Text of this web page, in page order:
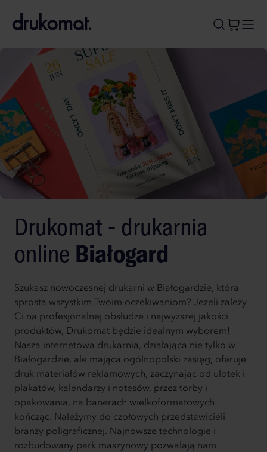
A
Drukomat - drukarnia
online Białogard
Szukasz nowoczesnej drukarni w Białogardzie, która
sprosta wszystkim Twoim oczekiwaniom? Jeżeli zależy
Ci na profesjonalnej obsłudze i najwyższej jakości
produktów, Drukomat będzie idealnym wyborem!
Nasza internetowa drukarnia, działająca nie tylko w
Białogardzie, ale mająca ogólnopolski zasięg, oferuje
druk materiałów reklamowych, zaczynając od ulotek i
plakatów, kalendarzy i notesów, przez torby i
opakowania, na banerach wielkoformatowych
kończąc. Należymy do czołowych przedstawicieli
branży poligraficznej. Najnowsze technologie i
rozbudowany park maszynowy pozwalają nam